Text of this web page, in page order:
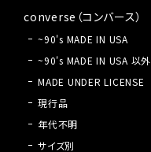
converse（コンバース）
~90's MADE IN USA
~90's MADE IN USA 以外
MADE UNDER LICENSE
現行品
年代不明
サイズ別